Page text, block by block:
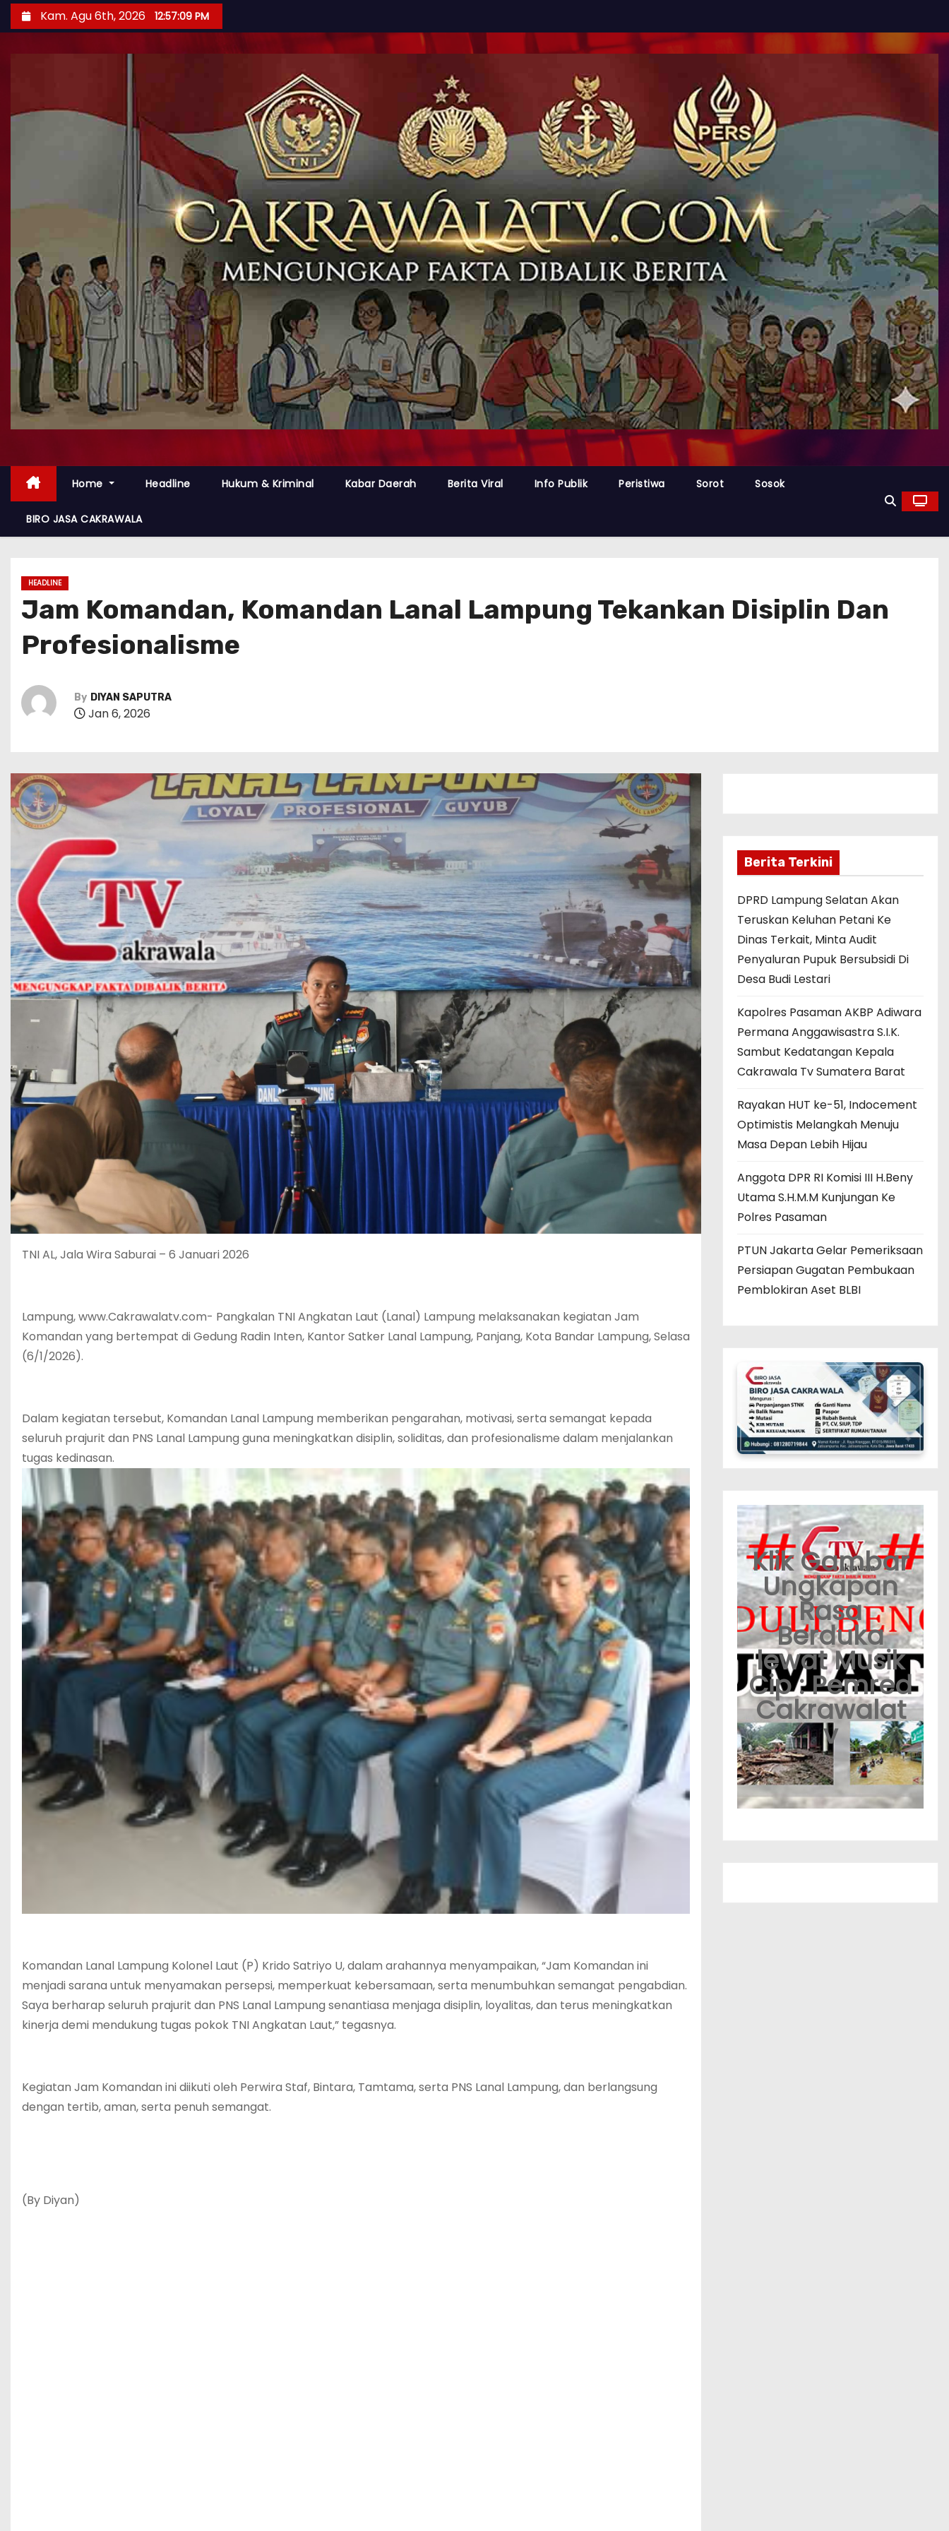
Kam. Agu 6th, 2026 12:57:11 PM
Home Headline Hukum & Kriminal Kabar Daerah Berita Viral Info Publik Peristiwa Sorot Sosok
BIRO JASA CAKRAWALA
HEADLINE
Jam Komandan, Komandan Lanal Lampung Tekankan Disiplin Dan
Profesionalisme
By DIYAN SAPUTRA
Jan 6, 2026
TNI AL, Jala Wira Saburai – 6 Januari 2026
Lampung, www.Cakrawalatv.com- Pangkalan TNI Angkatan Laut (Lanal) Lampung melaksanakan kegiatan Jam
Komandan yang bertempat di Gedung Radin Inten, Kantor Satker Lanal Lampung, Panjang, Kota Bandar Lampung, Selasa
(6/1/2026).
Dalam kegiatan tersebut, Komandan Lanal Lampung memberikan pengarahan, motivasi, serta semangat kepada
seluruh prajurit dan PNS Lanal Lampung guna meningkatkan disiplin, soliditas, dan profesionalisme dalam menjalankan
tugas kedinasan.
Komandan Lanal Lampung Kolonel Laut (P) Krido Satriyo U, dalam arahannya menyampaikan, “Jam Komandan ini
menjadi sarana untuk menyamakan persepsi, memperkuat kebersamaan, serta menumbuhkan semangat pengabdian.
Saya berharap seluruh prajurit dan PNS Lanal Lampung senantiasa menjaga disiplin, loyalitas, dan terus meningkatkan
kinerja demi mendukung tugas pokok TNI Angkatan Laut,” tegasnya.
Kegiatan Jam Komandan ini diikuti oleh Perwira Staf, Bintara, Tamtama, serta PNS Lanal Lampung, dan berlangsung
dengan tertib, aman, serta penuh semangat.
(By Diyan)
Berita Terkini
DPRD Lampung Selatan Akan
Teruskan Keluhan Petani Ke
Dinas Terkait, Minta Audit
Penyaluran Pupuk Bersubsidi Di
Desa Budi Lestari
Kapolres Pasaman AKBP Adiwara
Permana Anggawisastra S.I.K.
Sambut Kedatangan Kepala
Cakrawala Tv Sumatera Barat
Rayakan HUT ke-51, Indocement
Optimistis Melangkah Menuju
Masa Depan Lebih Hijau
Anggota DPR RI Komisi III H.Beny
Utama S.H.M.M Kunjungan Ke
Polres Pasaman
PTUN Jakarta Gelar Pemeriksaan
Persiapan Gugatan Pembukaan
Pemblokiran Aset BLBI
Klik Gambar
Ungkapan
Rasa
Berduka
lewat Musik
Cip : Pemred
Cakrawalat
v